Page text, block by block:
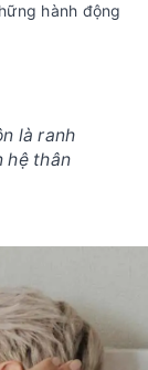
hành động
là ranh
hệ thân